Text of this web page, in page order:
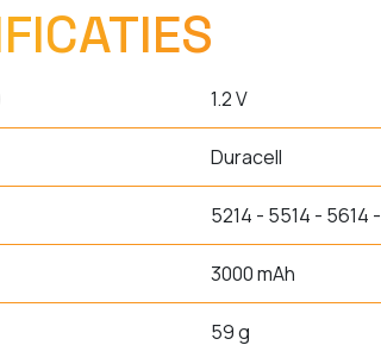
1.2 V
Duracell
5214 - 5514 - 5614 -
3000 mAh
59 g